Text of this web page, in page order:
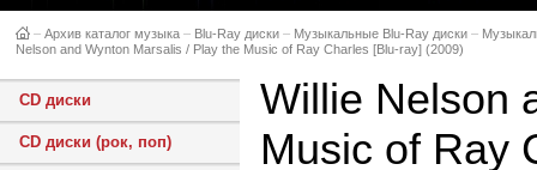
– Архив каталог музыка – Blu-Ray диски – Музыкальные Blu-Ray диски –
Nelson and Wynton Marsalis / Play the Music of Ray Charles [Blu-ray] (2009)
CD диски
CD диски (рок, поп)
Willie Nelson
Music of Ray